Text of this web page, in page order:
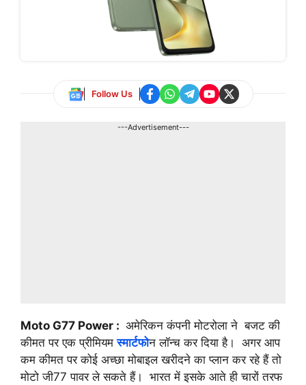
Follow Us
---Advertisement---
Moto G77 Power : अमेरिकन कंपनी मोटरोला ने बजट की
कीमत पर एक प्रीमियमस्मार्टफोन लॉन्च कर दिया है। अगर आप
कम कीमत पर कोई अच्छा मोबाइल खरीदने का प्लान कर रहे हैं तो
मोटो जी77 पावर ले सकते हैं। भारत में इसके आते ही चारों तरफ